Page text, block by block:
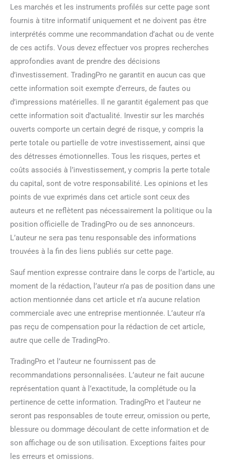
Les marchés et les instruments profilés sur cette page sont
fournis à titre informatif uniquement et ne doivent pas être
interprétés comme une recommandation d’achat ou de vente
de ces actifs. Vous devez effectuer vos propres recherches
approfondies avant de prendre des décisions
d’investissement. TradingPro ne garantit en aucun cas que
cette information soit exempte d’erreurs, de fautes ou
d’impressions matérielles. Il ne garantit également pas que
cette information soit d’actualité. Investir sur les marchés
ouverts comporte un certain degré de risque, y compris la
perte totale ou partielle de votre investissement, ainsi que
des détresses émotionnelles. Tous les risques, pertes et
coûts associés à l’investissement, y compris la perte totale
du capital, sont de votre responsabilité. Les opinions et les
points de vue exprimés dans cet article sont ceux des
auteurs et ne reflètent pas nécessairement la politique ou la
position officielle de TradingPro ou de ses annonceurs.
L’auteur ne sera pas tenu responsable des informations
trouvées à la fin des liens publiés sur cette page.
Sauf mention expresse contraire dans le corps de l’article, au
moment de la rédaction, l’auteur n’a pas de position dans une
action mentionnée dans cet article et n’a aucune relation
commerciale avec une entreprise mentionnée. L’auteur n’a
pas reçu de compensation pour la rédaction de cet article,
autre que celle de TradingPro.
TradingPro et l’auteur ne fournissent pas de
recommandations personnalisées. L’auteur ne fait aucune
représentation quant à l’exactitude, la complétude ou la
pertinence de cette information. TradingPro et l’auteur ne
seront pas responsables de toute erreur, omission ou perte,
blessure ou dommage découlant de cette information et de
son affichage ou de son utilisation. Exceptions faites pour
les erreurs et omissions.